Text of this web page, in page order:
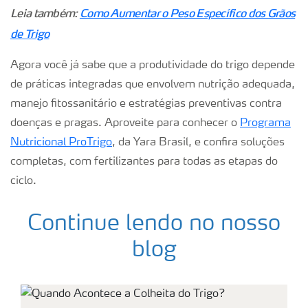
Leia também: Como Aumentar o Peso Específico dos Grãos
de Trigo
Agora você já sabe que a produtividade do trigo depende
de práticas integradas que envolvem nutrição adequada,
manejo fitossanitário e estratégias preventivas contra
doenças e pragas. Aproveite para conhecer o Programa
Nutricional ProTrigo, da Yara Brasil, e confira soluções
completas, com fertilizantes para todas as etapas do
ciclo.
Continue lendo no nosso
blog